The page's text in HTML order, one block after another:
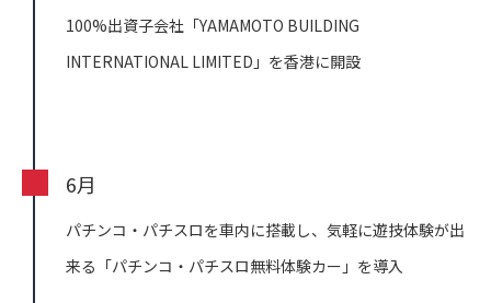
100%出資子会社「YAMAMOTO BUILDING
INTERNATIONAL LIMITED」を香港に開設
6月
パチンコ・パチスロを車内に搭載し、気軽に遊技体験が出
来る「パチンコ・パチスロ無料体験カー」を導入